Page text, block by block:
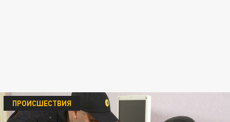
ПРОИСШЕСТВИЯ